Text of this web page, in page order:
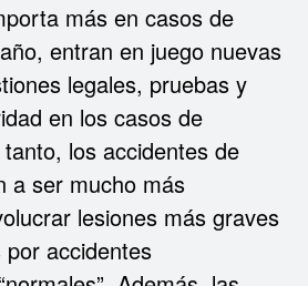
más en casos de
entran en juego nuevas
legales, pruebas y
en los casos de
los accidentes de
a ser mucho más
lesiones más graves
accidentes